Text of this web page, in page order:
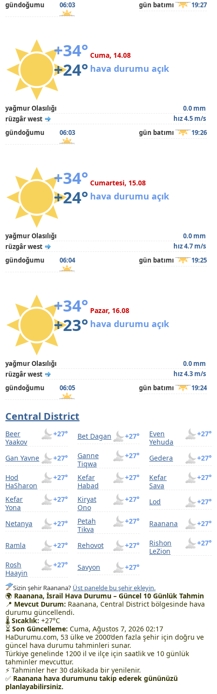
gündoğumu
06:03 gün batımı 19:27
+34°
+24°
Cuma, 14.08
hava durumu açık
yağmur Olasılığı
0.0 mm
rüzgâr west
hız 4.5 m/s
gündoğumu
06:03 gün batımı 19:26
+34°
+24°
Cumartesi, 15.08
hava durumu açık
yağmur Olasılığı
0.0 mm
rüzgâr west
hız 4.7 m/s
gündoğumu
06:04 gün batımı 19:25
+34°
+23°
Pazar, 16.08
hava durumu açık
yağmur Olasılığı
0.0 mm
rüzgâr west
hız 4.3 m/s
gündoğumu
06:05 gün batımı 19:24
Central District
+27°
Beer
Yaakov
+27°
Bet Dagan +27°
Even
Yehuda
+27°
Gan Yavne +27°
Ganne
Tiqwa
+27°
Gedera
+27°
Hod
HaSharon
+27°
Kefar
Habad
+27°
Kefar
Sava
+27°
Kefar
Yona
+27°
Kiryat
Ono
+27°
Lod
+27°
Netanya +27°
Petah
Tikva
+27°
Raanana
+27°
Ramla +27°
Rehovot +27°
Rishon
LeZion
+27°
Rosh
Haayin
+27°
Savyon
Sizin şehir Raanana? Üst panelde bu şehir ekleyin.
🌍 Raanana, İsrail Hava Durumu – Güncel 10 Günlük Tahmin
📍 Mevcut Durum: Raanana, Central District bölgesinde hava
durumu güncellendi.
🌡Sıcaklık: +27°C
⏳Son Güncelleme: Cuma, Ağustos 7, 2026 02:17
HaDurumu.com, 53 ülke ve 2000’den fazla şehir için doğru ve
güncel hava durumu tahminleri sunar.
Türkiye genelinde 1200 il ve ilçe için saatlik ve 10 günlük
tahminler mevcuttur.
⚡ Tahminler her 30 dakikada bir yenilenir.
✅ Raanana hava durumunu takip ederek gününüzü
planlayabilirsiniz.